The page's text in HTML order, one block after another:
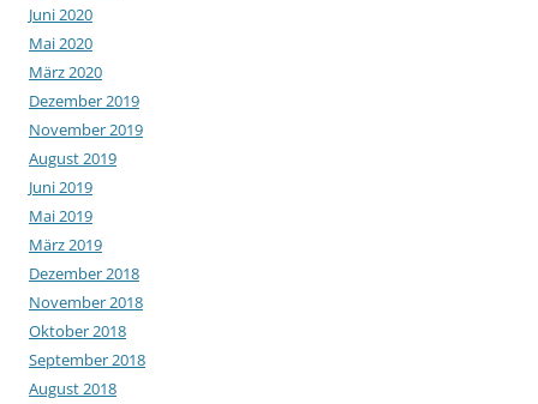
Juni 2020
Mai 2020
März 2020
Dezember 2019
November 2019
August 2019
Juni 2019
Mai 2019
März 2019
Dezember 2018
November 2018
Oktober 2018
September 2018
August 2018